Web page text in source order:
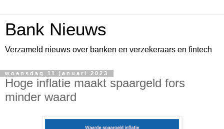
Bank Nieuws
Verzameld nieuws over banken en verzekeraars en fintech
woensdag 11 januari 2023
Hoge inflatie maakt spaargeld fors
minder waard